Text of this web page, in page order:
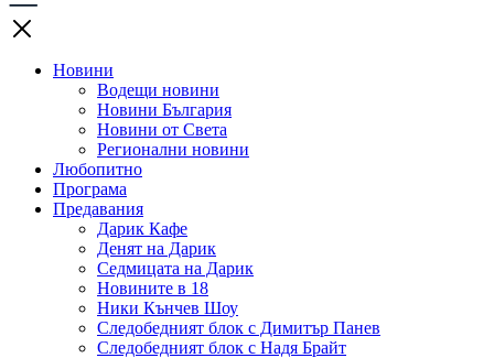
Новини
Водещи новини
Новини България
Новини от Света
Регионални новини
Любопитно
Програма
Предавания
Дарик Кафе
Денят на Дарик
Седмицата на Дарик
Новините в 18
Ники Кънчев Шоу
Следобедният блок с Димитър Панев
Следобедният блок с Надя Брайт